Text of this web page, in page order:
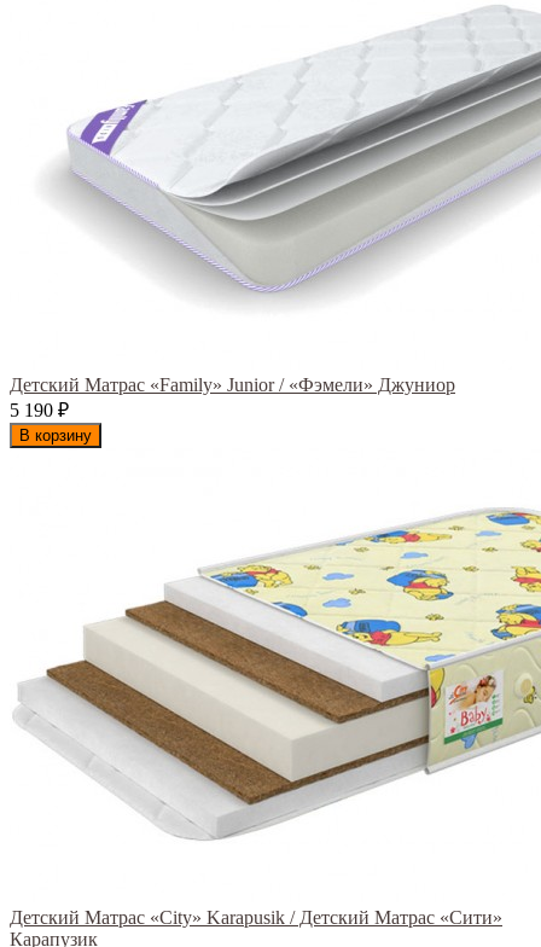
Детский Матрас «Family» Junior / «Фэмели» Джуниор
5 190 ₽
В корзину
Детский Матрас «City» Karapusik / Детский Матрас «Сити»
Карапузик